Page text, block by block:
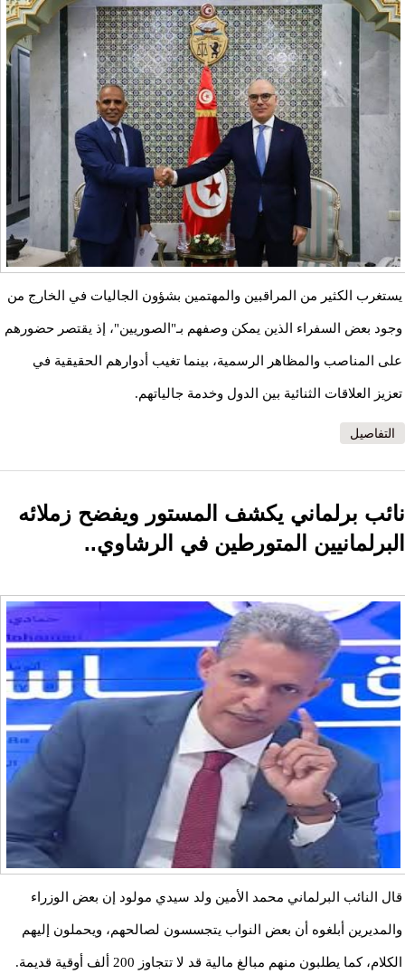
يستغرب الكثير من المراقبين والمهتمين بشؤون الجاليات في الخارج من
وجود بعض السفراء الذين يمكن وصفهم بـ"الصوريين"، إذ يقتصر حضورهم
على المناصب والمظاهر الرسمية، بينما تغيب أدوارهم الحقيقية في
تعزيز العلاقات الثنائية بين الدول وخدمة جالياتهم.
التفاصيل
نائب برلماني يكشف المستور ويفضح زملائه
البرلمانيين المتورطين في الرشاوي..
قال النائب البرلماني محمد الأمين ولد سيدي مولود إن بعض الوزراء
والمديرين أبلغوه أن بعض النواب يتجسسون لصالحهم، ويحملون إليهم
الكلام، كما يطلبون منهم مبالغ مالية قد لا تتجاوز 200 ألف أوقية قديمة.